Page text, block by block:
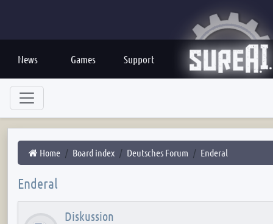
News Games Support
Home Board index Deutsches Forum Enderal
Enderal
Diskussion